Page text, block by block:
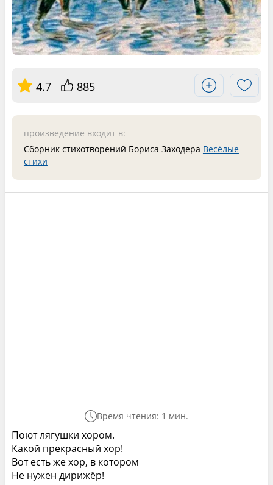
4.7 885
произведение входит в:
Сборник стихотворений Бориса Заходера Весёлые
стихи
Время чтения: 1 мин.
Поют лягушки хором.
Какой прекрасный хор!
Вот есть же хор, в котором
Не нужен дирижёр!